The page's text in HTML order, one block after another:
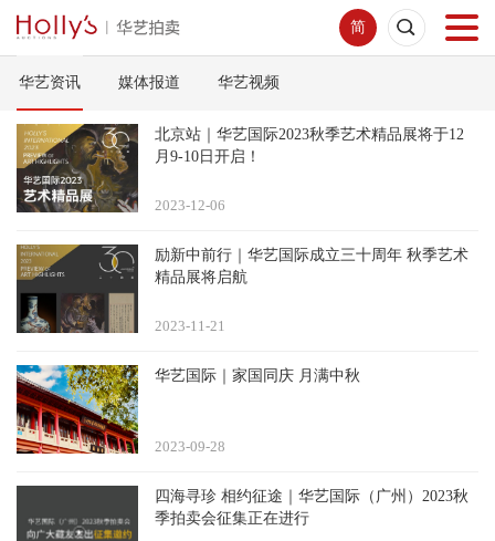
简
首页
拍卖预展
线下拍卖
网络拍卖
新闻中心
华艺资讯 媒体报道 华艺视频
北京站｜华艺国际2023秋季艺术精品展将于12
月9-10日开启！
06
2023-12
励新中前行｜华艺国际成立三十周年 秋季艺术
精品展将启航
21
2023-11
华艺国际｜家国同庆 月满中秋
28
2023-09
四海寻珍 相约征途｜华艺国际（广州）2023秋
季拍卖会征集正在进行